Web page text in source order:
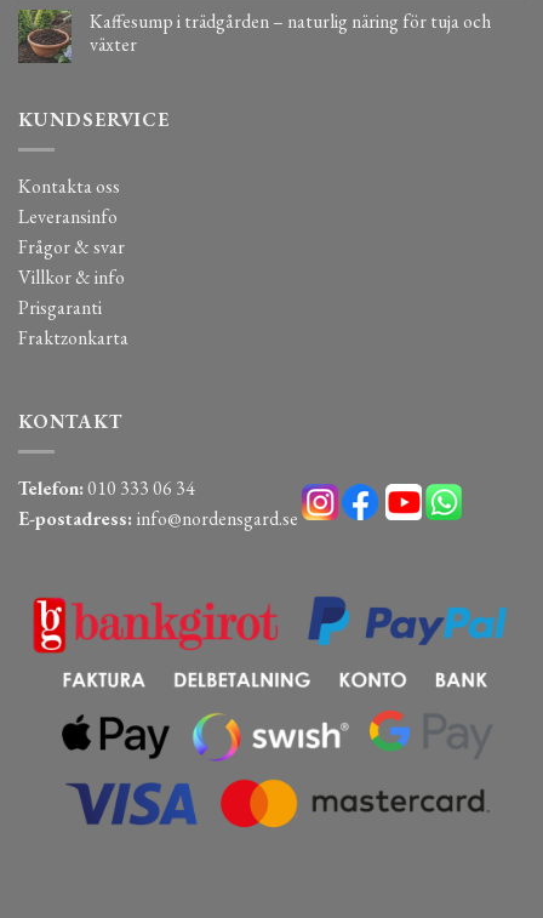
Kaffesump i trädgården – naturlig näring för tuja och
växter
KUNDSERVICE
Kontakta oss
Leveransinfo
Frågor & svar
Villkor & info
Prisgaranti
Fraktzonkarta
KONTAKT
Telefon:010 333 06 34
E-postadress: info@nordensgard.se